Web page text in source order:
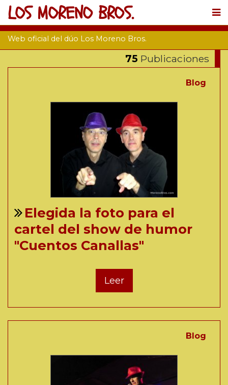
LOS MORENO BROS.
Web oficial del dúo Los Moreno Bros.
75 Publicaciones
Blog
Elegida la foto para el
cartel del show de humor
"Cuentos Canallas"
Leer
Blog